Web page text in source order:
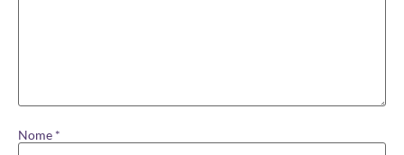
Nome *